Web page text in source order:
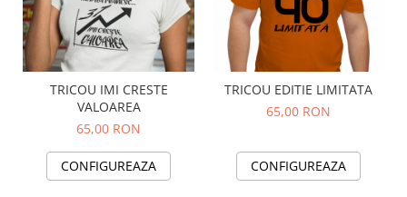
TRICOU IMI CRESTE
VALOAREA
65,00 RON
CONFIGUREAZA
TRICOU EDITIE LIMITATA
65,00 RON
CONFIGUREAZA